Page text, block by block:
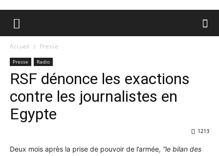
Accueil Presse
Presse Radio
RSF dénonce les exactions
contre les journalistes en
Egypte
1213
Deux mois après la prise de pouvoir de l’armée, “le bilan des